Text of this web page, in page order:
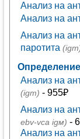
Анализ на
Анализ на
Анализ на
паротита
Анализ на
(igm) - 955₽
Анализ на
ebv-vca igм) -
Анализ на